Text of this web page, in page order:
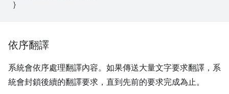
}
依序翻譯
系統會依序處理翻譯內容。如果傳送大量文字要求翻譯，系
統會封鎖後續的翻譯要求，直到先前的要求完成為止。